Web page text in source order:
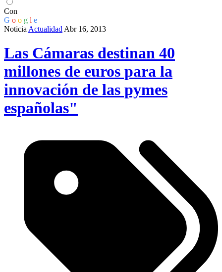
Con
G o o g l e
Noticia Actualidad Abr 16, 2013
Las Cámaras destinan 40
millones de euros para la
innovación de las pymes
españolas"